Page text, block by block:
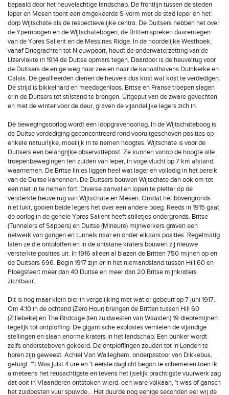
bepaald door het heuvelachtige landschap. De frontlijn tussen de steden
Ieper en Mesen toont een omgekeerde S-vorm met de stad Ieper en het
dorp Wijtschate als de respectievelijke centra. De Duitsers hebben het over
de Ypernbogen en de Wijtschatebogen, de Britten spreken daarentegen
van de Ypres Salient en de Messines Ridge. In de noordelijke Westhoek,
vanaf Driegrachten tot Nieuwpoort, houdt de onderwaterzetting van de
IJzervlakte in 1914 de Duitse opmars tegen. Daardoor is de heuvelrug voor
de Duitsers de enige weg naar zee en naar de kanaalhavens Duinkerke en
Calais. De geallieerden dienen de heuvels dus kost wat kost te verdedigen.
De strijd is bikkelhard en meedogenloos. Britse en Franse troepen slagen
erin de Duitsers tot stilstand te brengen. Uitgeput van de zware gevechten
en met de winter voor de deur, graven de vijandelijke legers zich in.
De bewegingsoorlog wordt een loopgravenoorlog. In de Wijtschateboog is
de Duitse verdediging geconcentreerd rond vooruitgeschoven posities op
enkele natuurlijke, moeilijk in te nemen hoogtes. Wijtschate is voor de
Duitsers een belangrijke observatiepost. Ze kunnen vanop de hoogte alle
troepenbewegingen ten zuiden van Ieper, in vogelvlucht op 7 km afstand,
waarnemen. De Britse linies liggen heel wat lager en volledig in het bereik
van de Duitse kanonnen. De Duitsers bouwen Wijtschate dan ook om tot
een niet in te nemen fort. Diverse aanvallen lopen te pletter op de
versterkte heuvelrug van Wijtschate en Mesen. Omdat het bovengronds
niet lukt, gooien beide legers het over een andere boeg. Reeds in 1915 gaat
de oorlog in de gehele Ypres Salient heeft stilletjes ondergronds. Britse
(Tunnelers of Sappers) en Duitse (Mineure) mijnwerkers graven een
netwerk van gangen en tunnels naar en onder elkaars posities. Regelmatig
laten ze die ontploffen en in de ontstane kraters bouwen zij nieuwe
versterkte posities uit. In 1916 alleen al blazen de Britten 750 mijnen op en
de Duitsers 696. Begin 1917 zijn er in het niemandsland tussen Hill 60 en
Ploegsteert meer dan 40 Duitse en meer dan 20 Britse mijnkraters
zichtbaar.
Dit is nog maar klein bier in vergelijking met wat er gebeurt op 7 juni 1917.
Om 4:10 in de ochtend (Zero Hour) brengen de Britten tussen Hill 60
(Zillebeke) en The Birdcage (ten zuidwesten van Waasten) 19 dieptemijnen
tegelijk tot ontploffing. De gigantische explosies vernielen de vijandige
stellingen en slaan enorme kraters in het landschap. Een bunker wordt
zelfs ondersteboven gekeerd. De ontploffingen zouden tot in Londen te
horen zijn geweest. Achiel Van Walleghem, onderpastoor van Dikkebus,
getuigt: "'t Was juist 4 ure en 't eerste daglicht begon te schemeren toen ik
almeteens het reusachtigste en tevens het ijselijk prachtigste vuurwerk zag
dat ooit in Vlaanderen ontstoken wierd, een ware volkaan, 't was of gansch
het zuidoosten vuur spuwde... Het duurde nog eenige seconden eer wij de